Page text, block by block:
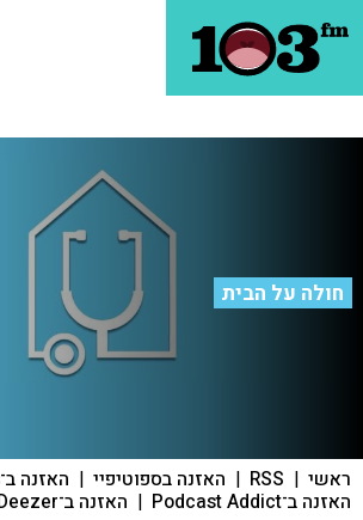
חולה על הבית
ראשי |
RSS
| האזנה בספוטיפיי | האזנה ב־Apple Podcasts
האזנה ב־Podcast Addict | האזנה ב־Deezer